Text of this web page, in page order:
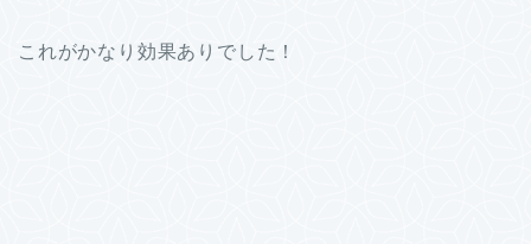
これがかなり効果ありでした！